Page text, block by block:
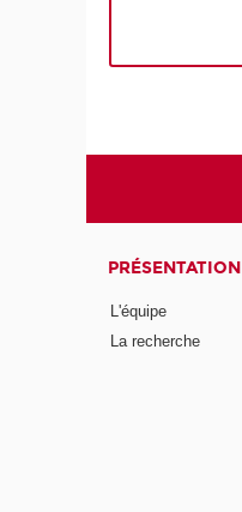
PRÉSENTATION
L'équipe
La recherche